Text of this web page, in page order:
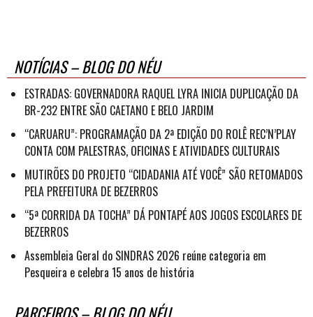
NOTÍCIAS – BLOG DO NÉU
ESTRADAS: GOVERNADORA RAQUEL LYRA INICIA DUPLICAÇÃO DA
BR-232 ENTRE SÃO CAETANO E BELO JARDIM
“CARUARU”: PROGRAMAÇÃO DA 2ª EDIÇÃO DO ROLÊ REC’N’PLAY
CONTA COM PALESTRAS, OFICINAS E ATIVIDADES CULTURAIS
MUTIRÕES DO PROJETO “CIDADANIA ATÉ VOCÊ” SÃO RETOMADOS
PELA PREFEITURA DE BEZERROS
“5ª CORRIDA DA TOCHA” DÁ PONTAPÉ AOS JOGOS ESCOLARES DE
BEZERROS
Assembleia Geral do SINDRAS 2026 reúne categoria em
Pesqueira e celebra 15 anos de história